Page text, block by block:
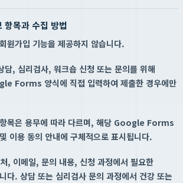
항목과 수집 방법
원가입 기능을 제공하지 않습니다.
담, 심리검사, 워크숍 신청 또는 문의를 위해
Forms 양식에 직접 입력하여 제출한 경우에만
목은 용무에 따라 다르며, 해당 Google Forms
이용 동의 안내에 구체적으로 표시됩니다.
, 이메일, 문의 내용, 신청 과정에서 필요한
다. 상담 또는 심리검사 문의 과정에서 건강 또는